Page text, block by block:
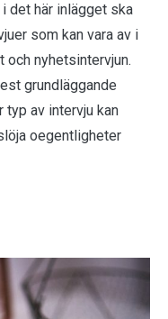
det här inlägget ska
som kan vara av i
och nyhetsintervjun.
grundläggande
typ av intervju kan
oegentligheter